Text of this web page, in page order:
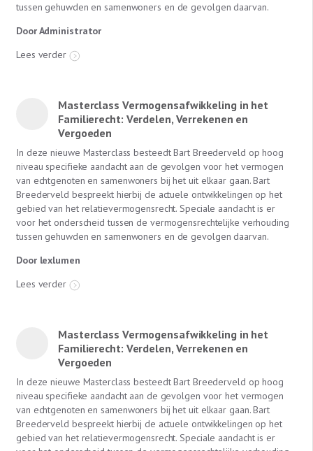
tussen gehuwden en samenwoners en de gevolgen daarvan.
Door Administrator
Lees verder
Masterclass Vermogensafwikkeling in het
Familierecht: Verdelen, Verrekenen en
Vergoeden
In deze nieuwe Masterclass besteedt Bart Breederveld op hoog
niveau specifieke aandacht aan de gevolgen voor het vermogen
van echtgenoten en samenwoners bij het uit elkaar gaan. Bart
Breederveld bespreekt hierbij de actuele ontwikkelingen op het
gebied van het relatievermogensrecht. Speciale aandacht is er
voor het onderscheid tussen de vermogensrechtelijke verhouding
tussen gehuwden en samenwoners en de gevolgen daarvan.
Door lexlumen
Lees verder
Masterclass Vermogensafwikkeling in het
Familierecht: Verdelen, Verrekenen en
Vergoeden
In deze nieuwe Masterclass besteedt Bart Breederveld op hoog
niveau specifieke aandacht aan de gevolgen voor het vermogen
van echtgenoten en samenwoners bij het uit elkaar gaan. Bart
Breederveld bespreekt hierbij de actuele ontwikkelingen op het
gebied van het relatievermogensrecht. Speciale aandacht is er